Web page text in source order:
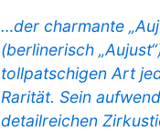
…der charmante
(berlinerisch
tollpatschigen Art
Rarität. Sein
detailreichen